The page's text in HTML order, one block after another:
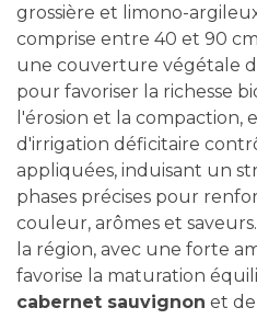
grossière et limono-
comprise entre 40 et 90
une couverture végétale
pour favoriser la richesse
l'érosion et la compaction,
d'irrigation déficitaire
appliquées, induisant un
phases précises pour
couleur, arômes et
la région, avec une forte
favorise la maturation
cabernet sauvignon et de